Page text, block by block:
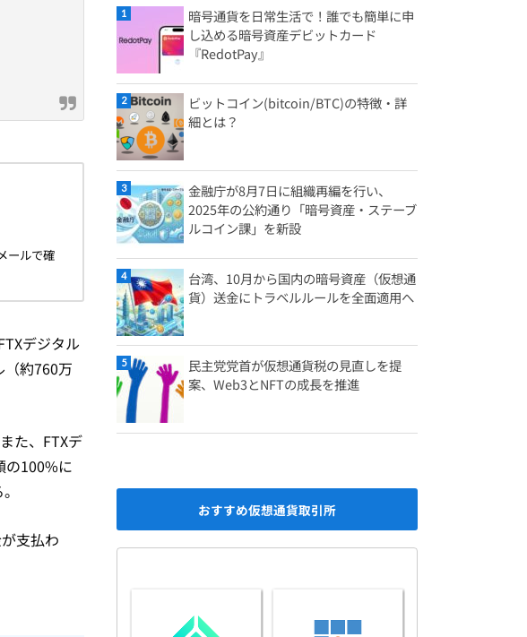
ールで確
デジタル
約760万
た、FTXデ
の100%に
支払わ
暗号通貨を日常生活で！誰でも簡単に申
し込める暗号資産デビットカード
『RedotPay』
ビットコイン(bitcoin/BTC)の特徴・詳
細とは？
金融庁が8月7日に組織再編を行い、
2025年の公約通り「暗号資産・ステーブ
ルコイン課」を新設
台湾、10月から国内の暗号資産（仮想通
貨）送金にトラベルルールを全面適用へ
民主党党首が仮想通貨税の見直しを提
案、Web3とNFTの成長を推進
おすすめ仮想通貨取引所